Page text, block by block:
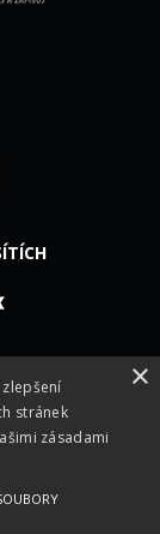
×
stránek
zásadami